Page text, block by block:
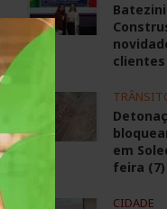
clientes
em
feira (7)
CIDADE